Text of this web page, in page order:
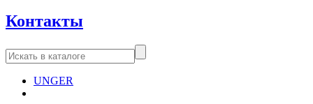
Контакты
UNGER